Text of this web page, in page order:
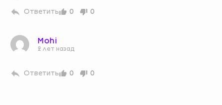
0 0
Ответить
Mohi
2 лет назад
0 0
Ответить